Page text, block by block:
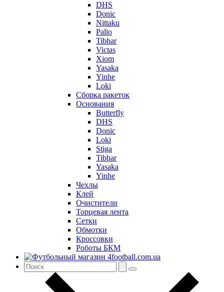
DHS
Donic
Nittaku
Palio
Tibhar
Victas
Xiom
Yasaka
Yinhe
Loki
Сборка ракеток
Основания
Butterfly
DHS
Donic
Loki
Stiga
Tibhar
Yasaka
Yinhe
Чехлы
Клей
Очистители
Торцевая лента
Сетки
Обмотки
Кроссовки
Роботы БКМ